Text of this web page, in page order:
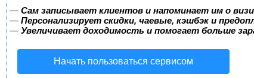
— Сам записывает клиентов и напоминает им о
— Персонализирует скидки, чаевые, кэшбэк и
— Увеличивает доходимость и помогает больше
Начать пользоваться сервисом